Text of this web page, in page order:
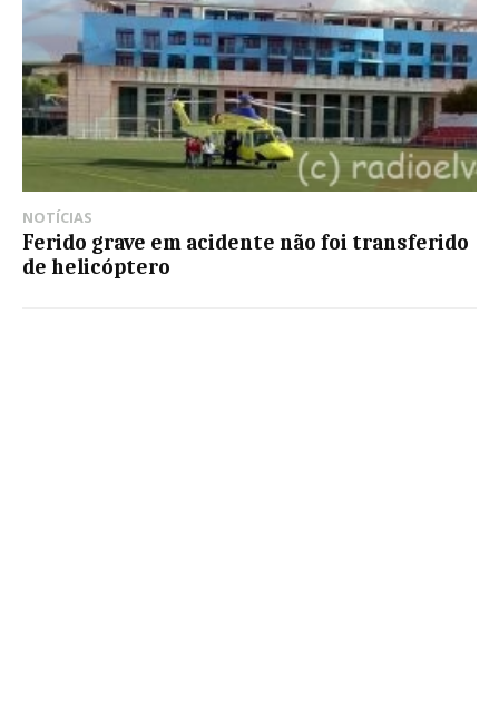
NOTÍCIAS
Ferido grave em acidente não foi transferido
de helicóptero